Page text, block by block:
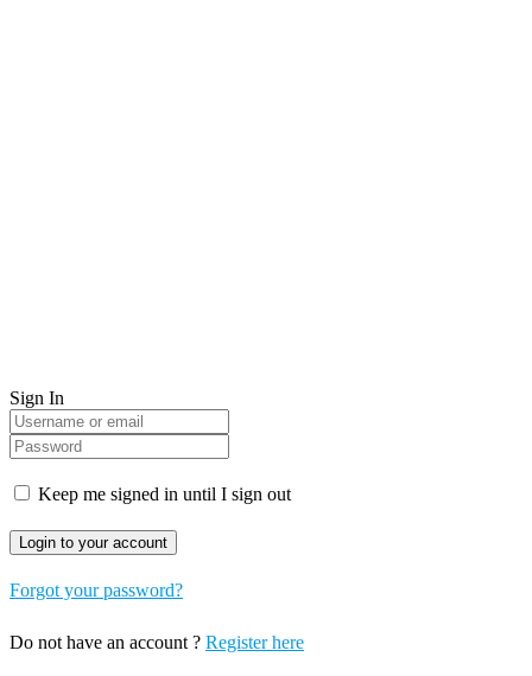
Sign In
Keep me signed in until I sign out
Forgot your password?
Do not have an account ? Register here